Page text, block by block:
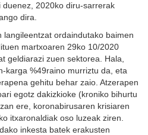
2020ko diru-sarrerak
dira.
langileentzat ordaindutako baimen
martxoaren 29ko 10/2020
geldiarazi zuen sektorea. Hala,
karga %49raino murriztu da, eta
gehitu behar zaio. Atzerapen
egotz dakizkioke (kroniko bihurtu
ere, koronabirusaren krisiaren
itxaronaldiak oso luzeak ziren.
inkesta batek erakusten